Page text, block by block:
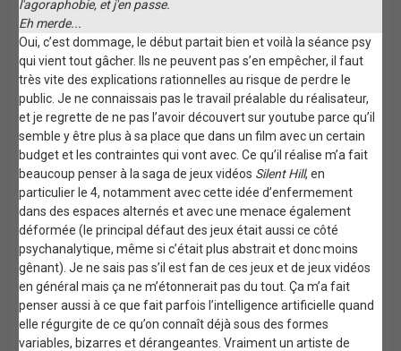
l'agoraphobie, et j'en passe.
Eh merde...
Oui, c’est dommage, le début partait bien et voilà la séance psy
qui vient tout gâcher. Ils ne peuvent pas s’en empêcher, il faut
très vite des explications rationnelles au risque de perdre le
public. Je ne connaissais pas le travail préalable du réalisateur,
et je regrette de ne pas l’avoir découvert sur youtube parce qu’il
semble y être plus à sa place que dans un film avec un certain
budget et les contraintes qui vont avec. Ce qu’il réalise m’a fait
beaucoup penser à la saga de jeux vidéos Silent Hill, en
particulier le 4, notamment avec cette idée d’enfermement
dans des espaces alternés et avec une menace également
déformée (le principal défaut des jeux était aussi ce côté
psychanalytique, même si c’était plus abstrait et donc moins
gênant). Je ne sais pas s’il est fan de ces jeux et de jeux vidéos
en général mais ça ne m’étonnerait pas du tout. Ça m’a fait
penser aussi à ce que fait parfois l’intelligence artificielle quand
elle régurgite de ce qu’on connaît déjà sous des formes
variables, bizarres et dérangeantes. Vraiment un artiste de